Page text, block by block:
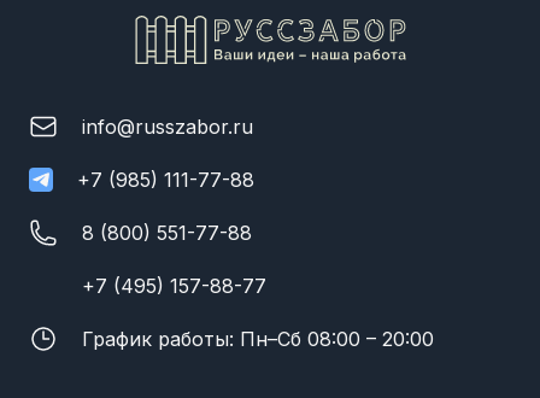
info@russzabor.ru
+7 (985) 111-77-88
8 (800) 551-77-88
+7 (495) 157-88-77
График работы: Пн–Сб 08:00 – 20:00